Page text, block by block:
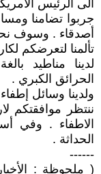
الى الرئيس
جربوا تضامنا
أصدقاء . وسوف
تألمنا لتعرضكم
لدينا مناطيد
الحرائق الكبري .
ولدينا وسائل
ننتظر موافقتكم
الاطفاء . وفي
الحداثة .
------
( ملحوظة :